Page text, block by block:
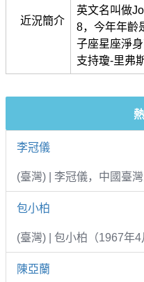
近況簡介
英文名叫做
8，今年年齡
子座星座淨
支持瓊-里弗
李冠儀
(臺灣) | 李冠儀，中國臺
包小柏
(臺灣) | 包小柏（1967年4
陳亞蘭